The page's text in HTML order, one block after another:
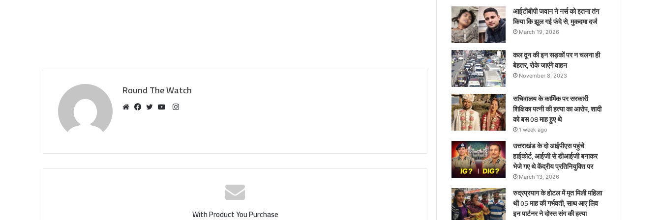
Round The Watch
Instagram
With Product You Purchase
आईटीबीपी जवान ने नर्स को इतना तंग
किया कि झूल गई फंदे से, मुकदमा दर्ज
March 19, 2026
कल दून की इन सड़कों पर न चलना ही
बेहतर, रोके जाएंगे वाहन
November 8, 2023
सचिवालय के कार्मिक पर सरकारी
शिक्षिका पत्नी की हत्या का आरोप, शादी
को बस 08 माह हुए थे
1 week ago
उत्तराखंड के दो आईपीएस पहुंचे
हाईकोर्ट, आईजी से डीआईजी बनाकर
भेजे गए थे केंद्रीय प्रतिनियुक्ति पर
March 13, 2026
रुद्रप्रयाग के होटल में मृत मिली महिला
थी 05 माह की गर्भवती, साथ आए लिव
इन पार्टनर ने दोस्त संग की हत्या